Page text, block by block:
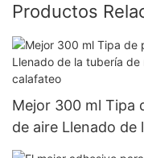
Productos
Mejor 300 ml Tipa
de aire Llenado de
poliuretano